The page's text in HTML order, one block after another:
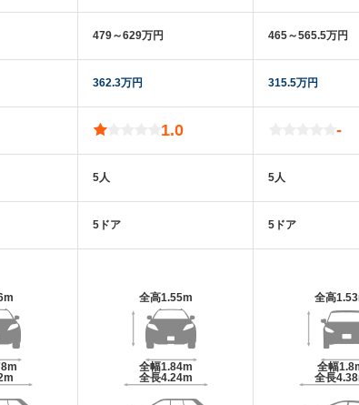
479～629万円
362.3万円
1.0
5人
5ドア
全高1.55m
全幅1.84m
全長4.24m
465～565.5万円
315.5万円
-
5人
5ドア
全高
全幅
全長